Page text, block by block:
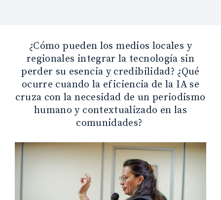
¿Cómo pueden los medios locales y
regionales integrar la tecnología sin
perder su esencia y credibilidad? ¿Qué
ocurre cuando la eficiencia de la IA se
cruza con la necesidad de un periodismo
humano y contextualizado en las
comunidades?